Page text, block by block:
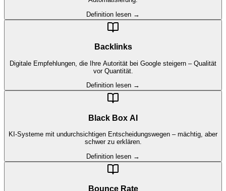
Definition lesen →
Backlinks
Digitale Empfehlungen, die Ihre Autorität bei Google steigern – Qualität
vor Quantität.
Definition lesen →
Black Box AI
KI-Systeme mit undurchsichtigen Entscheidungswegen – mächtig, aber
schwer zu erklären.
Definition lesen →
Bounce Rate